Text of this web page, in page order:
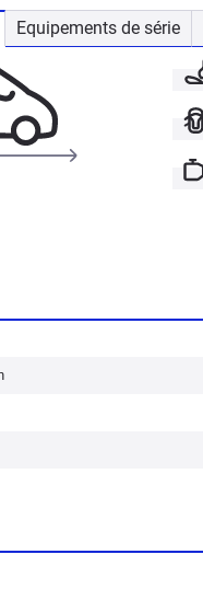
Equipements de série